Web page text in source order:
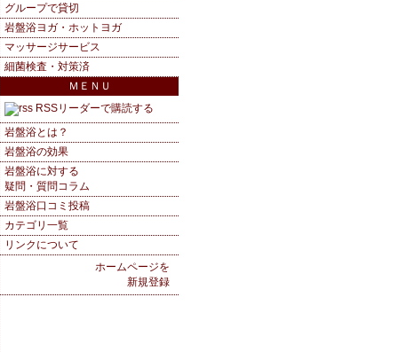
グループで貸切
岩盤浴ヨガ・ホットヨガ
マッサージサービス
細菌検査・対策済
ＭＥＮＵ
RSSリーダーで購読する
岩盤浴とは？
岩盤浴の効果
岩盤浴に対する
疑問・質問コラム
岩盤浴口コミ投稿
カテゴリ一覧
リンクについて
ホームページを
新規登録